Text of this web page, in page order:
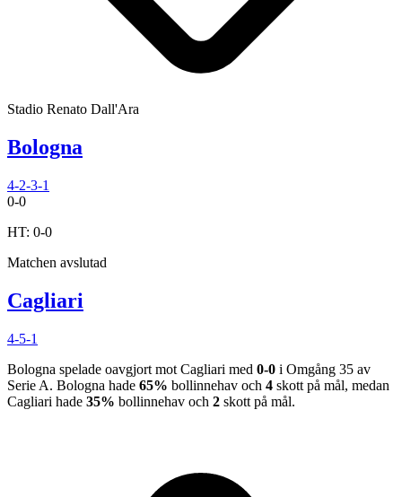
Stadio Renato Dall'Ara
Bologna
4-2-3-1
0-0
HT: 0-0
Matchen avslutad
Cagliari
4-5-1
Bologna spelade oavgjort mot Cagliari med 0-0 i Omgång 35 av
Serie A. Bologna hade 65% bollinnehav och 4 skott på mål, medan
Cagliari hade 35% bollinnehav och 2 skott på mål.